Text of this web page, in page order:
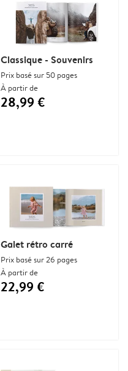
Classique - Souvenirs
Prix basé sur 50 pages
À partir de
28,99 €
Galet rétro carré
Prix basé sur 26 pages
À partir de
22,99 €